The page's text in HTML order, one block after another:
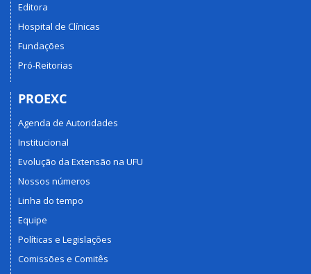
Editora
Hospital de Clínicas
Fundações
Pró-Reitorias
PROEXC
Agenda de Autoridades
Institucional
Evolução da Extensão na UFU
Nossos números
Linha do tempo
Equipe
Políticas e Legislações
Comissões e Comitês